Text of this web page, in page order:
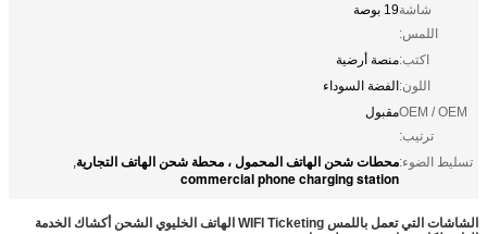
شاشة
اللمس:
19 بوصة
اكتب:منصة أرضية
اللون:الفضة السوداء
OEM / OEM
ترتيب:
مقبول
تسليط الضوء:محطات شحن الهاتف المحمول ، محطة شحن الهاتف التجارية,
commercial phone charging station
الشاشات التي تعمل باللمس WIFI Ticketing الهاتف الخليوي الشحن أكشاك الخدمة